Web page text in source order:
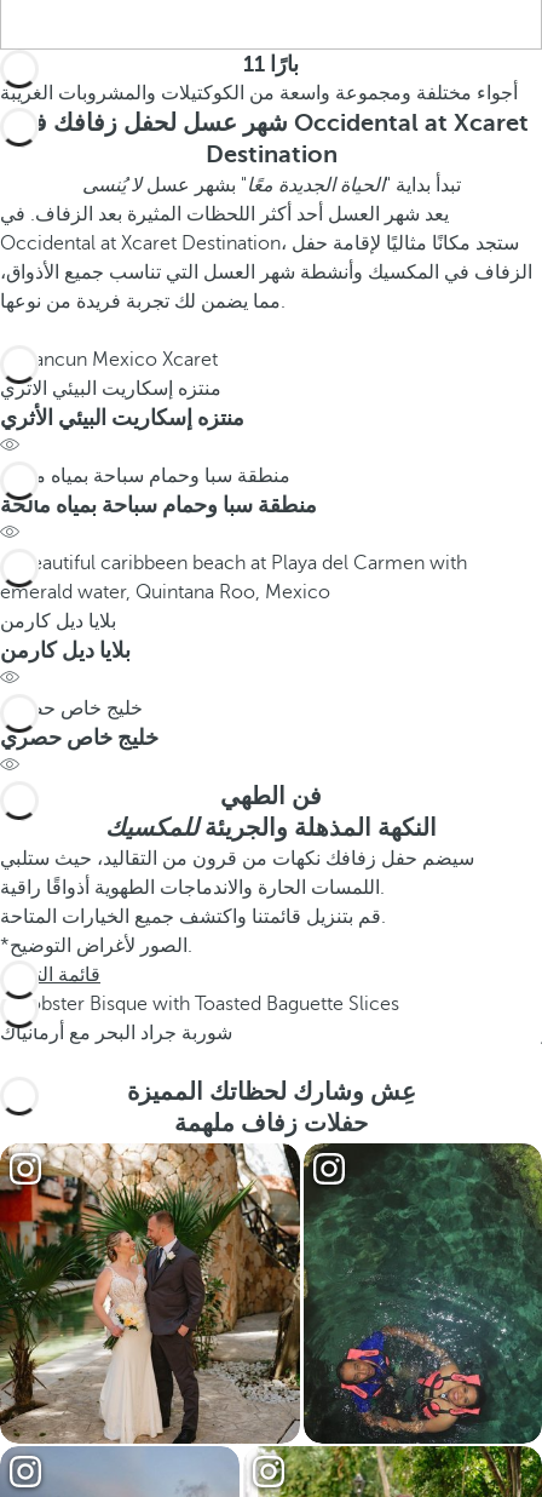
11 بارًا
أجواء مختلفة ومجموعة واسعة من الكوكتيلات والمشروبات الغريبة
شهر عسل لحفل زفافك في Occidental at Xcaret
Destination
تبدأ بداية "الحياة الجديدة معًا" بشهر عسللا يُنسى
يعد شهر العسل أحد أكثر اللحظات المثيرة بعد الزفاف. في
Occidental at Xcaret Destination، ستجد مكانًا مثاليًا لإقامة حفل
الزفاف في المكسيك وأنشطة شهر العسل التي تناسب جميع الأذواق،
مما يضمن لك تجربة فريدة من نوعها.
منتزه إسكاريت البيئي الأثري
منتزه إسكاريت البيئي الأثري
منطقة سبا وحمام سباحة بمياه مالحة
منطقة سبا وحمام سباحة بمياه مالحة
بلايا ديل كارمن
بلايا ديل كارمن
خليج خاص حصري
خليج خاص حصري
فن الطهي
النكهة المذهلة والجريئةللمكسيك
سيضم حفل زفافك نكهات من قرون من التقاليد، حيث ستلبي
اللمسات الحارة والاندماجات الطهوية أذواقًا راقية.
قم بتنزيل قائمتنا واكتشف جميع الخيارات المتاحة.
*الصور لأغراض التوضيح.
قائمة التنزيل
شوربة جراد البحر مع أرمانياك
عِش وشارك لحظاتك المميزة
حفلات زفاف ملهمة